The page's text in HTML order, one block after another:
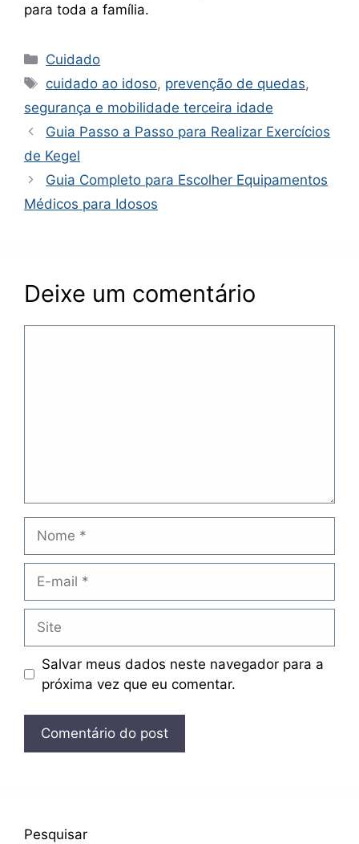
para toda a família.
Categorias
Cuidado
Tags
cuidado ao idoso, prevenção de quedas,
segurança e mobilidade terceira idade
Guia Passo a Passo para Realizar Exercícios
de Kegel
Guia Completo para Escolher Equipamentos
Médicos para Idosos
Deixe um comentário
mail
Salvar meus dados neste navegador para a
próxima vez que eu comentar.
Pesquisar